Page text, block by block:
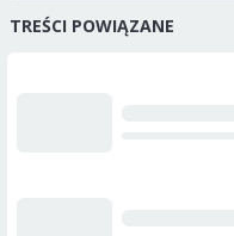
TREŚCI POWIĄZANE